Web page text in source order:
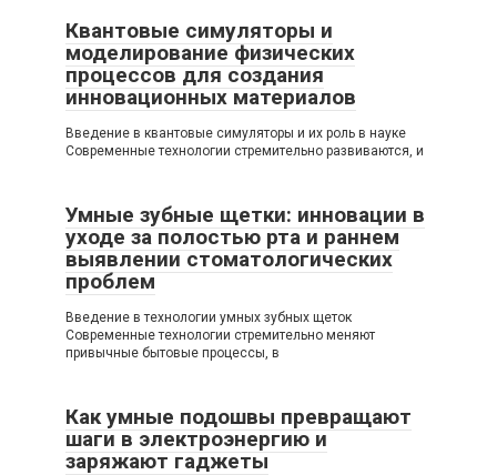
Квантовые симуляторы и
моделирование физических
процессов для создания
инновационных материалов
Введение в квантовые симуляторы и их роль в науке
Современные технологии стремительно развиваются, и
Умные зубные щетки: инновации в
уходе за полостью рта и раннем
выявлении стоматологических
проблем
Введение в технологии умных зубных щеток
Современные технологии стремительно меняют
привычные бытовые процессы, в
Как умные подошвы превращают
шаги в электроэнергию и
заряжают гаджеты